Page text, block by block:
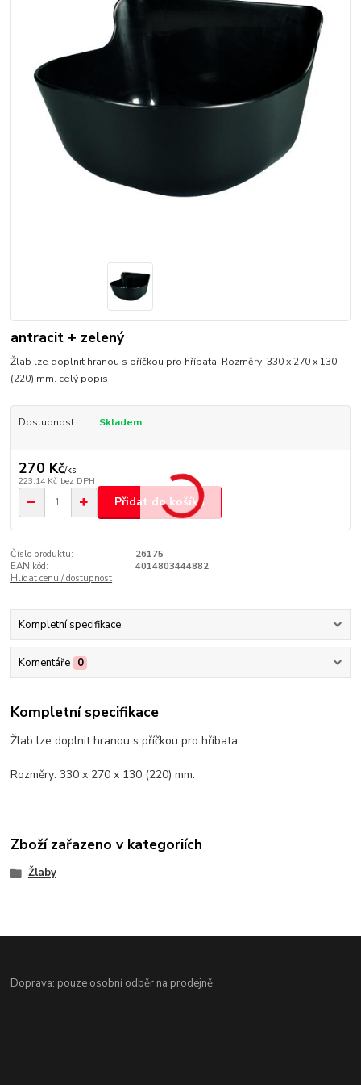
antracit + zelený
Žlab lze doplnit hranou s příčkou pro hříbata. Rozměry: 330 x 270 x 130
(220) mm. celý popis
Dostupnost Skladem
270 Kč/ks
223,14 Kč bez DPH
Přidat do košíku
Číslo produktu:
26175
EAN kód:
4014803444882
Hlídat cenu / dostupnost
Kompletní specifikace
Komentáře 0
Kompletní specifikace
Žlab lze doplnit hranou s příčkou pro hříbata.
Rozměry: 330 x 270 x 130 (220) mm.
Zboží zařazeno v kategoriích
Žlaby
Doprava: pouze osobní odběr na prodejně